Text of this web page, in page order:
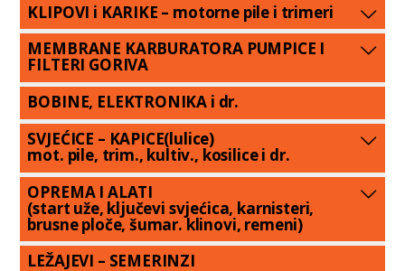
KLIPOVI i KARIKE – motorne pile i trimeri
MEMBRANE KARBURATORA PUMPICE I
FILTERI GORIVA
BOBINE, ELEKTRONIKA i dr.
SVJEĆICE – KAPICE(lulice)
mot. pile, trim., kultiv., kosilice i dr.
OPREMA I ALATI
(start uže, ključevi svjećica, karnisteri,
brusne ploče, šumar. klinovi, remeni)
LEŽAJEVI – SEMERINZI